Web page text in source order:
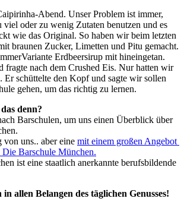
Abend. Unser Problem ist immer,
viel oder zu wenig Zutaten benutzen und es
wie das Original. So haben wir beim letzten
braunen Zucker, Limetten und Pitu gemacht.
Erdbeersirup mit hineingetan.
fragte nach dem Crushed Eis. Nur hatten wir
Er schüttelte den Kopf und sagte wir sollen
gehen, um das richtig zu lernen.
denn?
Barschulen, um uns einen Überblick über
uns.. aber eine mit einem großen Angebot
Barschule München.
ist eine staatlich anerkannte berufsbildende
allen Belangen des täglichen Genusses!